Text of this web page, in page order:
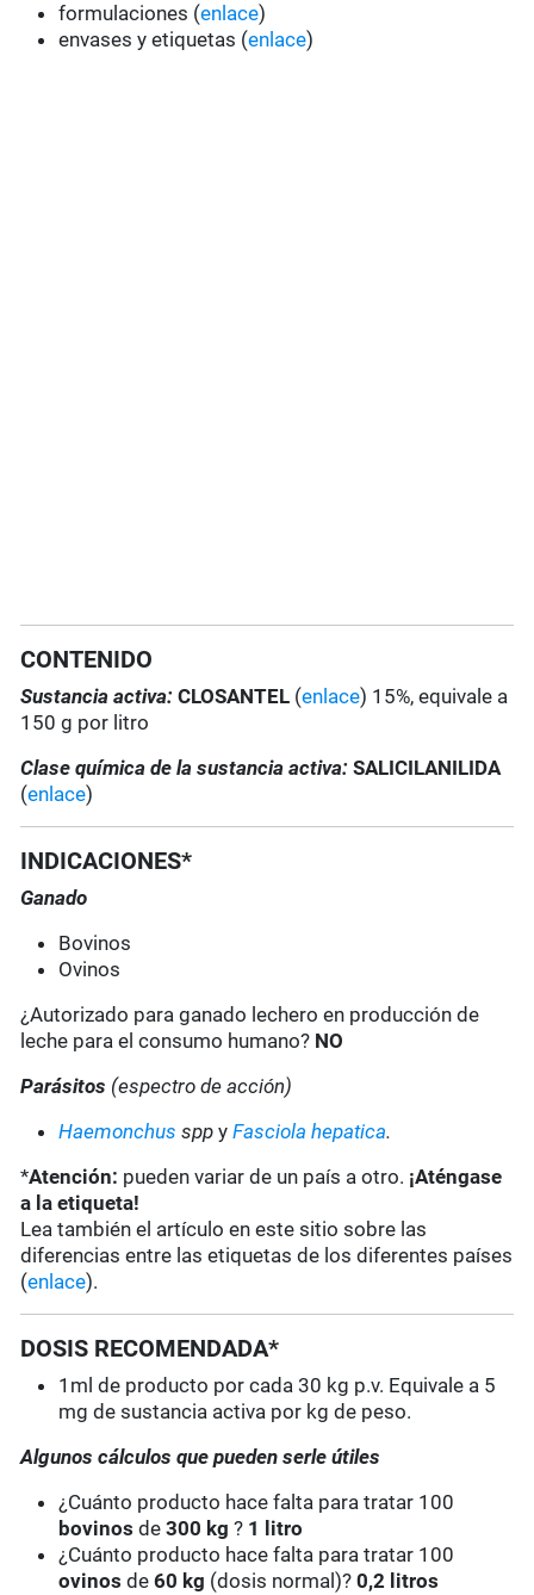
formulaciones (enlace)
envases y etiquetas (enlace)
CONTENIDO
Sustancia activa:CLOSANTEL (enlace) 15%, equivale a
150 g por litro
Clase química de la sustancia activa: SALICILANILIDA
(enlace)
INDICACIONES*
Ganado
Bovinos
Ovinos
¿Autorizado para ganado lechero en producción de
leche para el consumo humano? NO
Parásitos (espectro de acción)
Haemonchus sppy Fasciola hepatica.
*Atención: pueden variar de un país a otro. ¡Aténgase
a la etiqueta!
Lea también el artículo en este sitio sobre las
diferencias entre las etiquetas de los diferentes países
(enlace).
DOSIS RECOMENDADA*
1ml de producto por cada 30 kg p.v. Equivale a 5
mg de sustancia activa por kg de peso.
Algunos cálculos que pueden serle útiles
¿Cuánto producto hace falta para tratar 100
bovinos de300 kg ? 1 litro
¿Cuánto producto hace falta para tratar 100
ovinos de60 kg (dosis normal)?0,2 litros